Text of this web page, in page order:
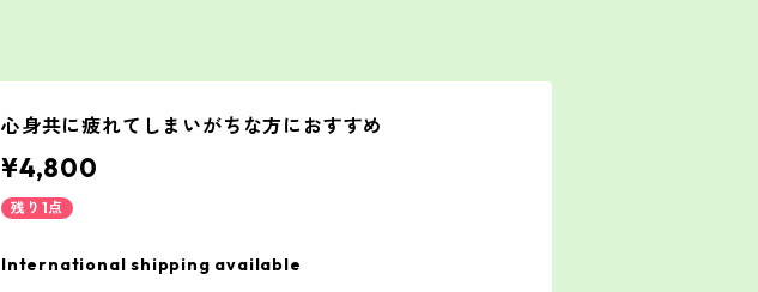
心身共に疲れてしまいがちな方におすすめ
¥4,800
残り1点
International shipping available